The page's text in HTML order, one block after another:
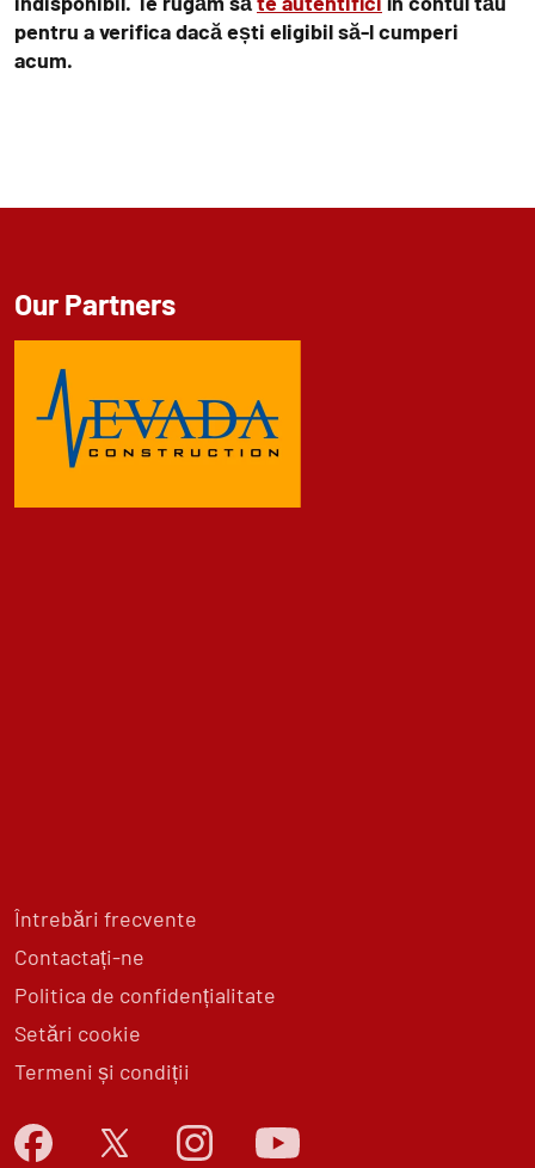
pentru a verifica dacă ești eligibil să-l cumperi
acum.
Întrebări frecvente
Contactați-ne
Politica de confidențialitate
Setări cookie
Termeni și condiții
Our Partners